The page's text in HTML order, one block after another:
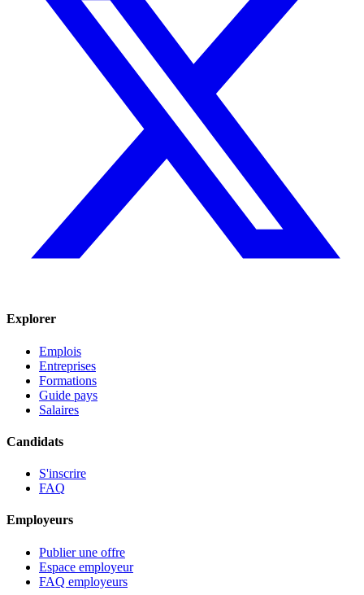
Explorer
Emplois
Entreprises
Formations
Guide pays
Salaires
Candidats
S'inscrire
FAQ
Employeurs
Publier une offre
Espace employeur
FAQ employeurs